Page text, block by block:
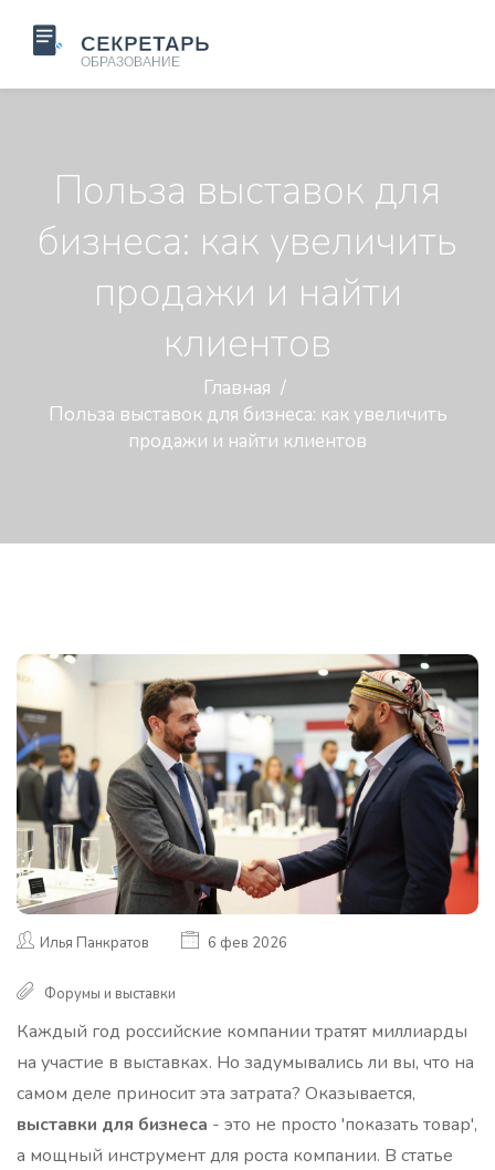
Польза выставок для
бизнеса: как увеличить
продажи и найти
клиентов
Главная
Польза выставок для бизнеса: как увеличить
продажи и найти клиентов
Илья Панкратов 6 фев 2026
Форумы и выставки
Каждый год российские компании тратят миллиарды
на участие в выставках. Но задумывались ли вы, что на
самом деле приносит эта затрата? Оказывается,
выставки для бизнеса - это не просто 'показать товар',
а мощный инструмент для роста компании. В статье